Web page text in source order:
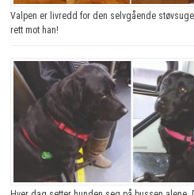
Valpen er livredd for den selvgående
rett mot han!